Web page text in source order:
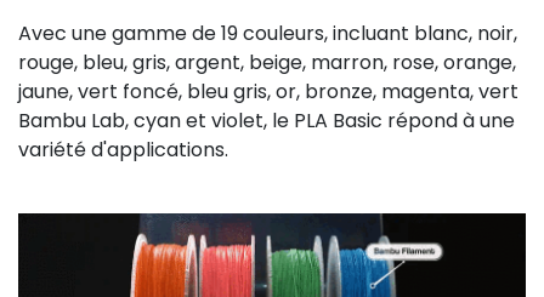
Avec une gamme de 19 couleurs, incluant blanc, noir,
rouge, bleu, gris, argent, beige, marron, rose, orange,
jaune, vert foncé, bleu gris, or, bronze, magenta, vert
Bambu Lab, cyan et violet, le PLA Basic répond à une
variété d'applications.